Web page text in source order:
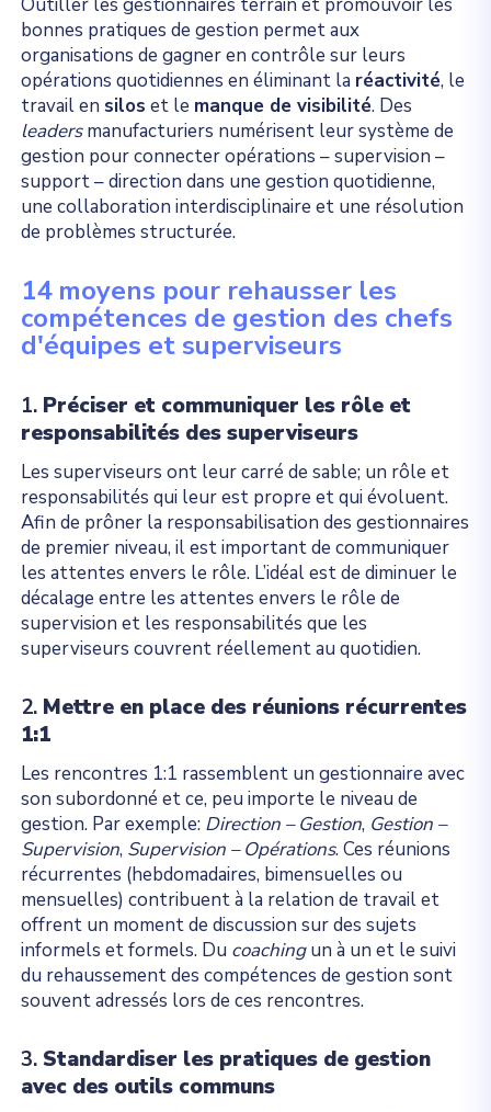
bonnes pratiques de gestion permet aux
organisations de gagner en contrôle sur leurs
opérations quotidiennes en éliminant la réactivité, le
travail en silos et le manque de visibilité. Des
leadersmanufacturiers numérisent leur système de
gestion pour connecter opérations – supervision –
support – direction dans une gestion quotidienne,
une collaboration interdisciplinaire et une résolution
de problèmes structurée.
14 moyens pour rehausser les
compétences de gestion des chefs
d'équipes et superviseurs
1. Préciser et communiquer les rôle et
responsabilités des superviseurs
Les superviseurs ont leur carré de sable; un rôle et
responsabilités qui leur est propre et qui évoluent.
Afin de prôner la responsabilisation des gestionnaires
de premier niveau, il est important de communiquer
les attentes envers le rôle. L’idéal est de diminuer le
décalage entre les attentes envers le rôle de
supervision et les responsabilités que les
superviseurs couvrent réellement au quotidien.
2. Mettre en place des réunions récurrentes
1:1
Les rencontres 1:1 rassemblent un gestionnaire avec
son subordonné et ce, peu importe le niveau de
gestion. Par exemple: Direction – Gestion, Gestion –
Supervision, Supervision – Opérations. Ces réunions
récurrentes (hebdomadaires, bimensuelles ou
mensuelles) contribuent à la relation de travail et
offrent un moment de discussion sur des sujets
informels et formels. Du coachingun à un et le suivi
du rehaussement des compétences de gestion sont
souvent adressés lors de ces rencontres.
3. Standardiser les pratiques de gestion
avec des outils communs